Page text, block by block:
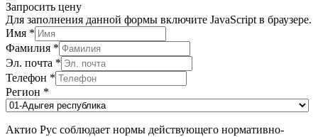
Запросить цену
Для заполнения данной формы включите JavaScript в браузере.
Имя *
Фамилия *
Эл. почта *
Телефон *
Регион *
Актио Рус соблюдает нормы действующего нормативно-